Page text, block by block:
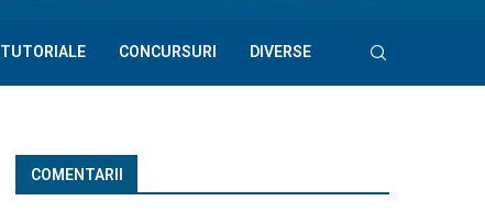
TUTORIALE CONCURSURI DIVERSE
COMENTARII